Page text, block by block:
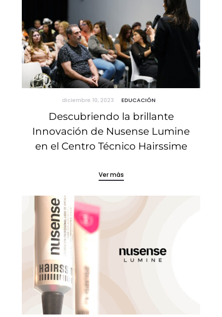
diciembre 10, 2023 EDUCACIÓN
Descubriendo la brillante
Innovación de Nusense Lumine
en el Centro Técnico Hairssime
Ver más